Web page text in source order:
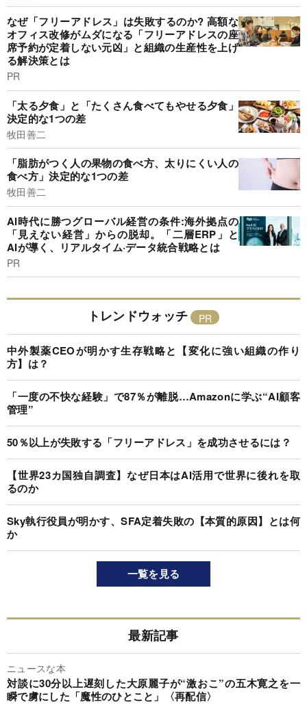
なぜ「フリーアドレス」は失敗するのか? 高額な
オフィス改修がムダになる「フリーアドレスの座
席予約が定着しない元凶」と組織の生産性を上げ
る解決策とは
PR
「太る夕食」と「たくさん食べてもやせる夕食」
決定的な1つの差
牧田善二
「脂肪がつく人の果物の食べ方、太りにくい人の
食べ方」決定的な1つの差
牧田善二
AI時代に勝つグローバル経営の条件:海外拠点の
「見えない経営」からの脱却。「二層ERP」と
AIが導く、リアルタイム·データ統合戦略とは
PR
トレンドウォッチ
中外製薬CEOが明かす生存戦略と【変化に強い組織の作り
方】は？
「一度の不快な経験」で87％が離脱…Amazonに学ぶ“AI顧客
管理”
50％以上が失敗する「フリーアドレス」を成功させるには？
【世界23カ国独自調査】なぜ日本はAI活用で世界に後れを取
るのか
Sky執行役員が明かす、SFA定着失敗の【本質的原因】とは何
か
一覧を見る
最新記事
ニュースな本
対談に30分以上遅刻した大原麗子が“激おこ”の五木寛之を一
瞬で虜にした「魔性のひとこと」〈再配信〉